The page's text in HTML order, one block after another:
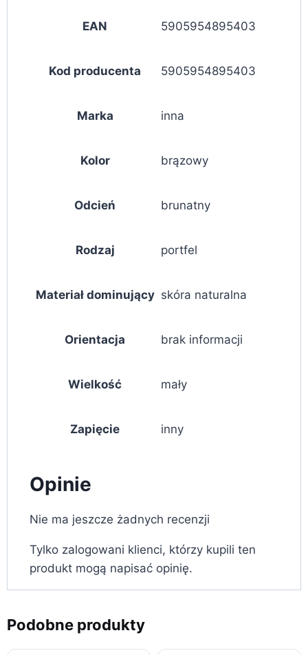
EAN 5905954895403
Kod producenta 5905954895403
Marka inna
Kolor brązowy
Odcień brunatny
Rodzaj portfel
Materiał dominujący skóra naturalna
Orientacja brak informacji
Wielkość mały
Zapięcie inny
Opinie
Nie ma jeszcze żadnych recenzji
Tylko zalogowani klienci, którzy kupili ten
produkt mogą napisać opinię.
Podobne produkty